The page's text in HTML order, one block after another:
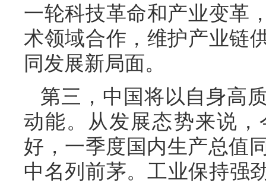
一轮科技革命和产业变革
术领域合作，维护产业链
同发展新局面。
第三，中国将以自身高
动能。从发展态势来说
好，一季度国内生产总值
中名列前茅。工业保持强